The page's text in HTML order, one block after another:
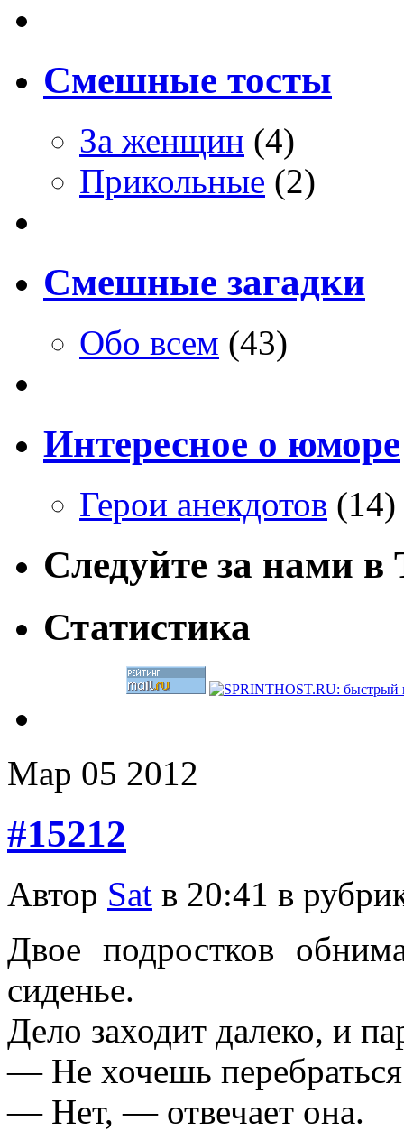
Смешные тосты
За женщин (4)
Прикольные (2)
Смешные загадки
Обо всем (43)
Интересное о юморе
Герои анекдотов (14)
Следуйте за нами
Статистика
Мар 05 2012
#15212
Автор Sat в 20:41 в
Двое подростков
сиденье.
Дело заходит далеко, и
— Не хочешь перебраться
— Нет, — отвечает она.